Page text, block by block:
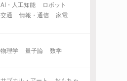
AI・人工知能
ロボット
交通
情報・通信 家電
物理学 量子論 数学